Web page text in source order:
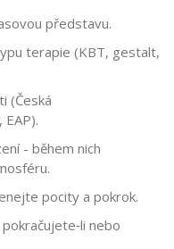
představu.
terapie (KBT, gestalt,
(Česká
- během nich
pocity a pokrok.
nebo